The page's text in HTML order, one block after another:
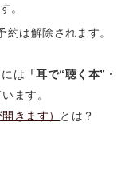
。
は解除されます。
は 「耳で“聴く本”・
ます。
きます） とは？